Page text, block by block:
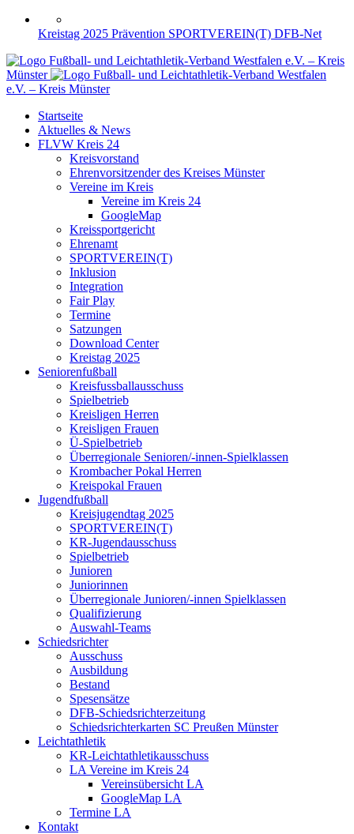
Kreistag 2025 Prävention SPORTVEREIN(T) DFB-Net
Fußball- und Leichtathletik-Verband Westfalen e.V. – Kreis
Münster
Fußball- und Leichtathletik-Verband Westfalen
e.V. – Kreis Münster
Startseite
Aktuelles & News
FLVW Kreis 24
Kreisvorstand
Ehrenvorsitzender des Kreises Münster
Vereine im Kreis
Vereine im Kreis 24
GoogleMap
Kreissportgericht
Ehrenamt
SPORTVEREIN(T)
Inklusion
Integration
Fair Play
Termine
Satzungen
Download Center
Kreistag 2025
Seniorenfußball
Kreisfussballausschuss
Spielbetrieb
Kreisligen Herren
Kreisligen Frauen
Ü-Spielbetrieb
Überregionale Senioren/-innen-Spielklassen
Krombacher Pokal Herren
Kreispokal Frauen
Jugendfußball
Kreisjugendtag 2025
SPORTVEREIN(T)
KR-Jugendausschuss
Spielbetrieb
Junioren
Juniorinnen
Überregionale Junioren/-innen Spielklassen
Qualifizierung
Auswahl-Teams
Schiedsrichter
Ausschuss
Ausbildung
Bestand
Spesensätze
DFB-Schiedsrichterzeitung
Schiedsrichterkarten SC Preußen Münster
Leichtathletik
KR-Leichtathletikausschuss
LA Vereine im Kreis 24
Vereinsübersicht LA
GoogleMap LA
Termine LA
Kontakt